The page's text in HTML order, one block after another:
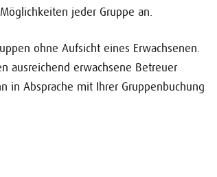
jeder Gruppe an.
ohne Aufsicht eines Erwachsenen.
ausreichend erwachsene Betreuer
in Absprache mit Ihrer Gruppenbuchung